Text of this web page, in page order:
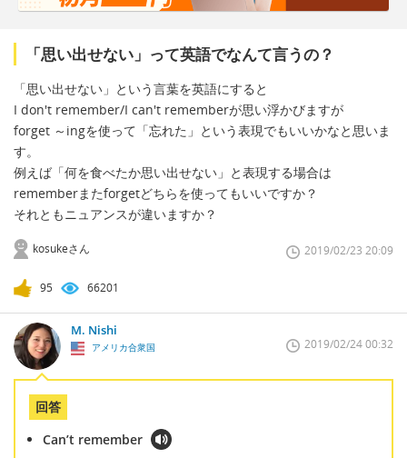
「思い出せない」って英語でなんて言うの？
「思い出せない」という言葉を英語にすると
I don't remember/I can't rememberが思い浮かびますが
forget ～ingを使って「忘れた」という表現でもいいかなと思いま
す。
例えば「何を食べたか思い出せない」と表現する場合は
rememberまたforgetどちらを使ってもいいですか？
それともニュアンスが違いますか？
kosukeさん 2019/02/23 20:09
95 66201
M. Nishi
アメリカ合衆国 2019/02/24 00:32
回答
Can’t remember